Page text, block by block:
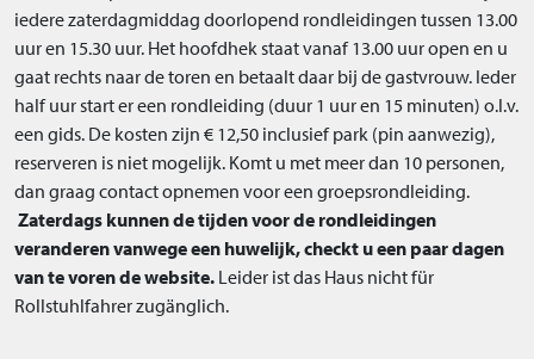
iedere zaterdagmiddag doorlopend rondleidingen tussen 13.00
uur en 15.30 uur. Het hoofdhek staat vanaf 13.00 uur open en u
gaat rechts naar de toren en betaalt daar bij de gastvrouw. Ieder
half uur start er een rondleiding (duur 1 uur en 15 minuten) o.l.v.
een gids. De kosten zijn € 12,50 inclusief park (pin aanwezig),
reserveren is niet mogelijk. Komt u met meer dan 10 personen,
dan graag contact opnemen voor een groepsrondleiding.
Zaterdags kunnen de tijden voor de rondleidingen
veranderen vanwege een huwelijk, checkt u een paar dagen
van te voren de website. Leider ist das Haus nicht für
Rollstuhlfahrer zugänglich.